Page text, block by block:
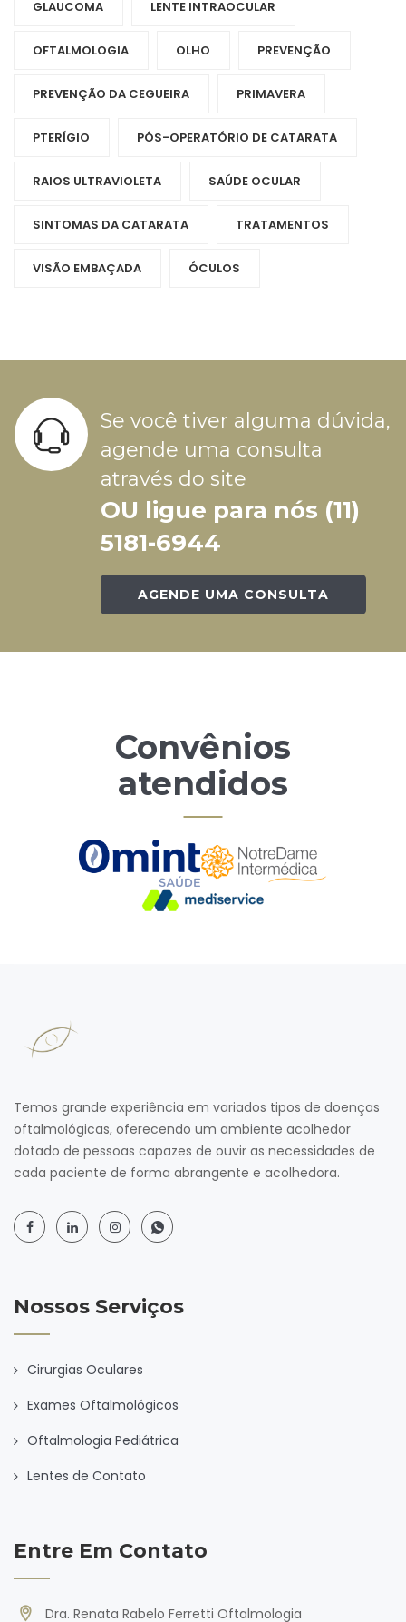
GLAUCOMA LENTE INTRAOCULAR
OFTALMOLOGIA OLHO PREVENÇÃO
PREVENÇÃO DA CEGUEIRA PRIMAVERA
PTERÍGIO PÓS-OPERATÓRIO DE CATARATA
RAIOS ULTRAVIOLETA SAÚDE OCULAR
SINTOMAS DA CATARATA TRATAMENTOS
VISÃO EMBAÇADA ÓCULOS
Se você tiver alguma dúvida,
agende uma consulta
através do site
OU ligue para nós (11)
5181-6944
AGENDE UMA CONSULTA
Convênios
atendidos
Temos grande experiência em variados tipos de doenças
oftalmológicas, oferecendo um ambiente acolhedor
dotado de pessoas capazes de ouvir as necessidades de
cada paciente de forma abrangente e acolhedora.
Nossos Serviços
Cirurgias Oculares
Exames Oftalmológicos
Oftalmologia Pediátrica
Lentes de Contato
Entre Em Contato
Dra. Renata Rabelo Ferretti Oftalmologia